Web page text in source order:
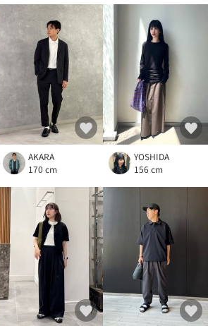
AKARA
170 cm
YOSHIDA
156 cm